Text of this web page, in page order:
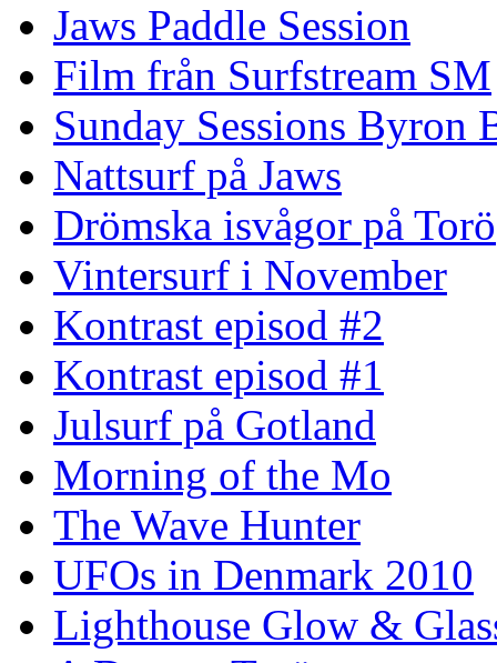
Jaws Paddle Session
Film från Surfstream SM
Sunday Sessions Byron
Nattsurf på Jaws
Drömska isvågor på Torö
Vintersurf i November
Kontrast episod #2
Kontrast episod #1
Julsurf på Gotland
Morning of the Mo
The Wave Hunter
UFOs in Denmark 2010
Lighthouse Glow &